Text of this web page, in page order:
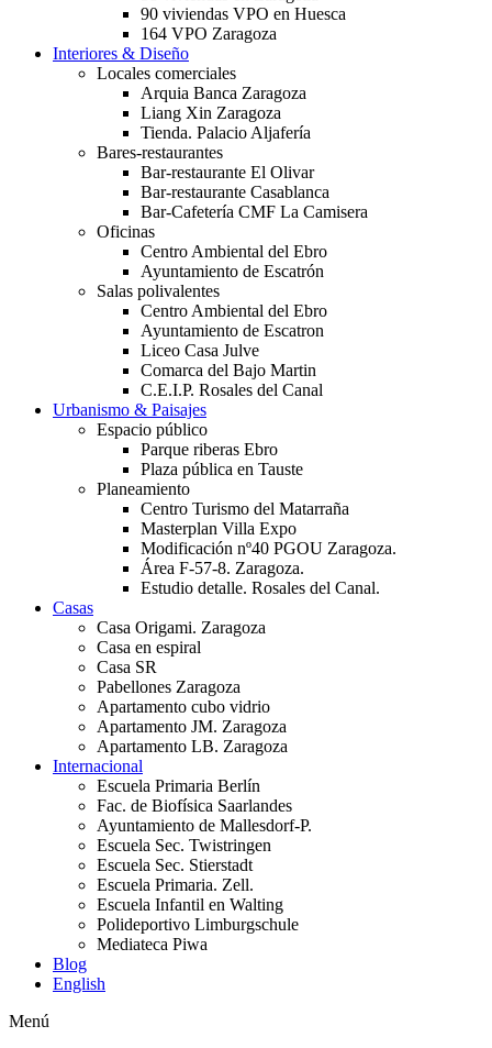
90 viviendas VPO en Huesca
164 VPO Zaragoza
Interiores & Diseño
Locales comerciales
Arquia Banca Zaragoza
Liang Xin Zaragoza
Tienda. Palacio Aljafería
Bares-restaurantes
Bar-restaurante El Olivar
Bar-restaurante Casablanca
Bar-Cafetería CMF La Camisera
Oficinas
Centro Ambiental del Ebro
Ayuntamiento de Escatrón
Salas polivalentes
Centro Ambiental del Ebro
Ayuntamiento de Escatron
Liceo Casa Julve
Comarca del Bajo Martin
C.E.I.P. Rosales del Canal
Urbanismo & Paisajes
Espacio público
Parque riberas Ebro
Plaza pública en Tauste
Planeamiento
Centro Turismo del Matarraña
Masterplan Villa Expo
Modificación nº40 PGOU Zaragoza.
Área F-57-8. Zaragoza.
Estudio detalle. Rosales del Canal.
Casas
Casa Origami. Zaragoza
Casa en espiral
Casa SR
Pabellones Zaragoza
Apartamento cubo vidrio
Apartamento JM. Zaragoza
Apartamento LB. Zaragoza
Internacional
Escuela Primaria Berlín
Fac. de Biofísica Saarlandes
Ayuntamiento de Mallesdorf-P.
Escuela Sec. Twistringen
Escuela Sec. Stierstadt
Escuela Primaria. Zell.
Escuela Infantil en Walting
Polideportivo Limburgschule
Mediateca Piwa
Blog
English
Menú